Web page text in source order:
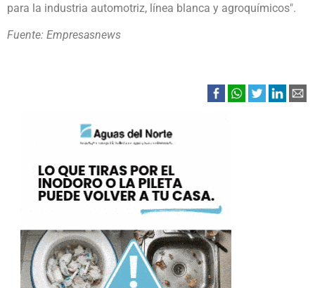
para la industria automotriz, línea blanca y agroquímicos".
Fuente: Empresasnews